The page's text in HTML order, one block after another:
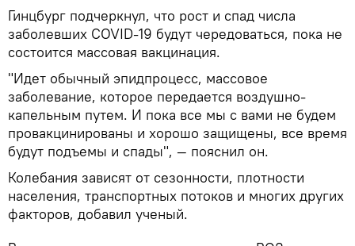
Гинцбург подчеркнул, что рост и спад числа
заболевших COVID-19 будут чередоваться, пока не
состоится массовая вакцинация.
"Идет обычный эпидпроцесс, массовое
заболевание, которое передается воздушно-
капельным путем. И пока все мы с вами не будем
провакцинированы и хорошо защищены, все время
будут подъемы и спады", — пояснил он.
Колебания зависят от сезонности, плотности
населения, транспортных потоков и многих других
факторов, добавил ученый.